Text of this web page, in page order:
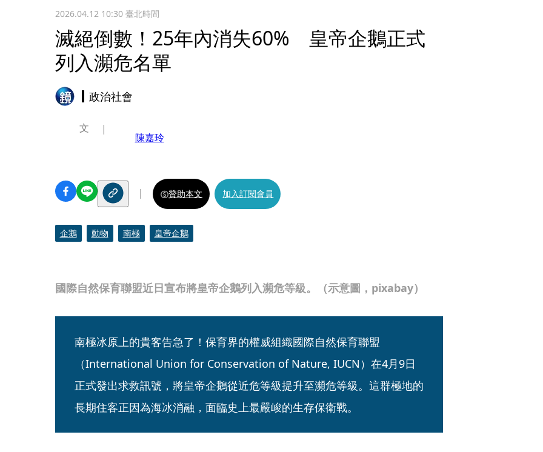
2026.04.12 10:30臺北時間
滅絕倒數！25年內消失60% 皇帝企鵝正式
列入瀕危名單
政治社會
國際自然保育聯盟近日宣布將皇帝企鵝列入瀕危等級。（示意圖，pixabay）
文
陳嘉玲
贊助本文 加入訂閱會員
企鵝 動物 南極 皇帝企鵝
南極冰原上的貴客告急了！保育界的權威組織國際自然保育聯盟
（International Union for Conservation of Nature, IUCN）在4月9日
正式發出求救訊號，將皇帝企鵝從近危等級提升至瀕危等級。這群極地的
長期住客正因為海冰消融，面臨史上最嚴峻的生存保衛戰。